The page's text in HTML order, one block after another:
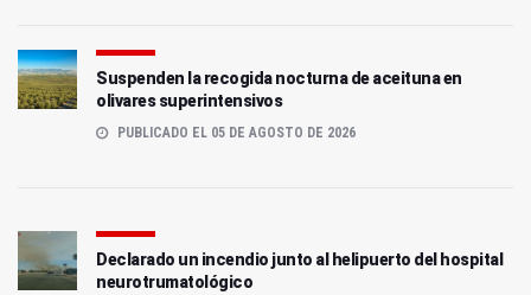
Suspenden la recogida nocturna de aceituna en
olivares superintensivos
PUBLICADO EL 05 DE AGOSTO DE 2026
Declarado un incendio junto al helipuerto del hospital
neurotrumatológico